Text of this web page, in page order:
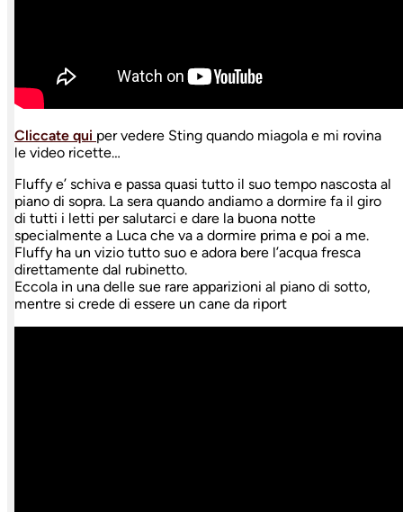
Cliccate qui per vedere Sting quando miagola e mi rovina
le video ricette…
Fluffy e’ schiva e passa quasi tutto il suo tempo nascosta al
piano di sopra. La sera quando andiamo a dormire fa il giro
di tutti i letti per salutarci e dare la buona notte
specialmente a Luca che va a dormire prima e poi a me.
Fluffy ha un vizio tutto suo e adora bere l’acqua fresca
direttamente dal rubinetto.
Eccola in una delle sue rare apparizioni al piano di sotto,
mentre si crede di essere un cane da riport